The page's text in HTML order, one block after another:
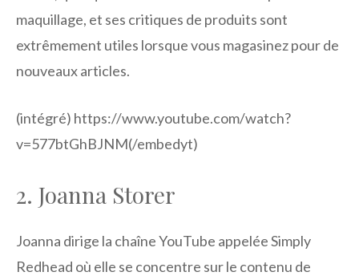
maquillage, et ses critiques de produits sont
extrêmement utiles lorsque vous magasinez pour de
nouveaux articles.
(intégré) https://www.youtube.com/watch?
v=577btGhBJNM(/embedyt)
2. Joanna Storer
Joanna dirige la chaîne YouTube appelée Simply
Redhead où elle se concentre sur le contenu de